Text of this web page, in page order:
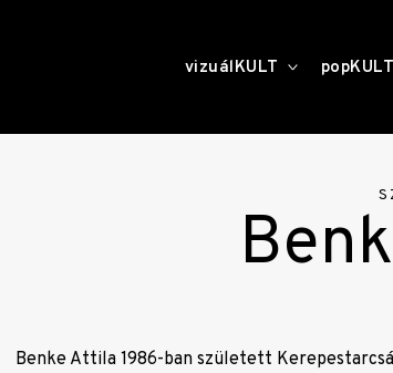
vizuálKULT toggle
child
popKULT
Benke Attila 1986-ban született